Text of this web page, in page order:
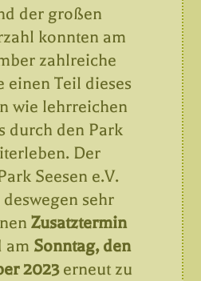
der großen
konnten am
zahlreiche
einen Teil dieses
wie lehrreichen
durch den Park
Der
Seesen e.V.
sehr
Zusatztermin
am Sonntag, den
2023erneut zu